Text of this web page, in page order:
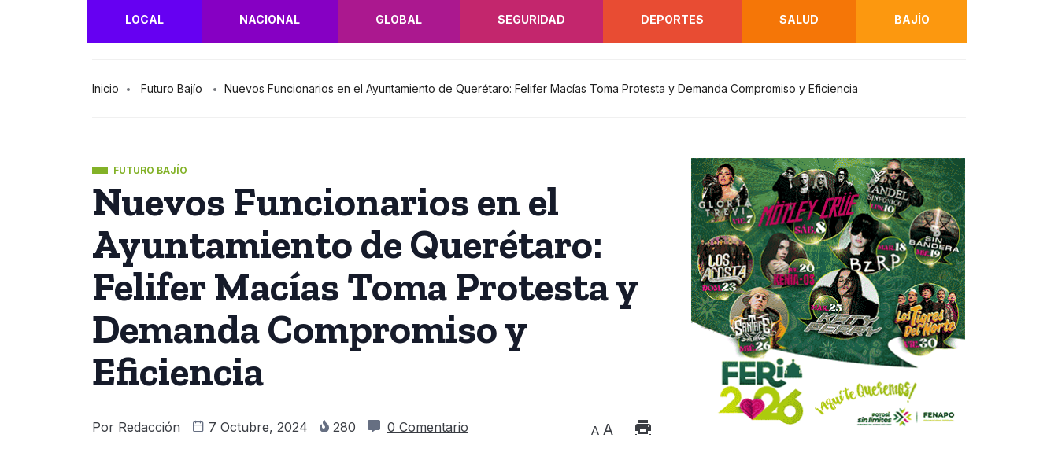
LOCAL NACIONAL GLOBAL SEGURIDAD DEPORTES SALUD BAJÍO
Inicio Futuro Bajío Nuevos Funcionarios en el Ayuntamiento de Querétaro: Felifer Macías Toma Protesta y Demanda Compromiso y Eficiencia
FUTURO BAJÍO
Nuevos Funcionarios en el
Ayuntamiento de Querétaro:
Felifer Macías Toma Protesta y
Demanda Compromiso y
Eficiencia
Por Redacción 7 Octubre, 2024 280 0 Comentario A A